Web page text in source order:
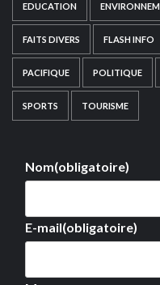
EDUCATION
FAITS DIVERS FLASH INFO
PACIFIQUE POLITIQUE
SPORTS TOURISME
Nom(obligatoire)
E-mail(obligatoire)